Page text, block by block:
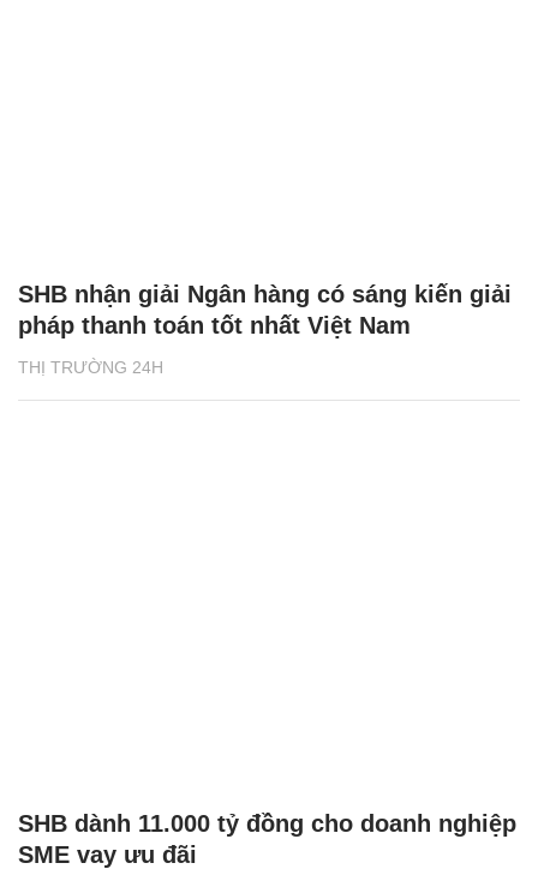
THỊ TRƯỜNG 24H
SHB nhận giải Ngân hàng có sáng kiến giải
pháp thanh toán tốt nhất Việt Nam
SHB dành 11.000 tỷ đồng cho doanh nghiệp
SME vay ưu đãi